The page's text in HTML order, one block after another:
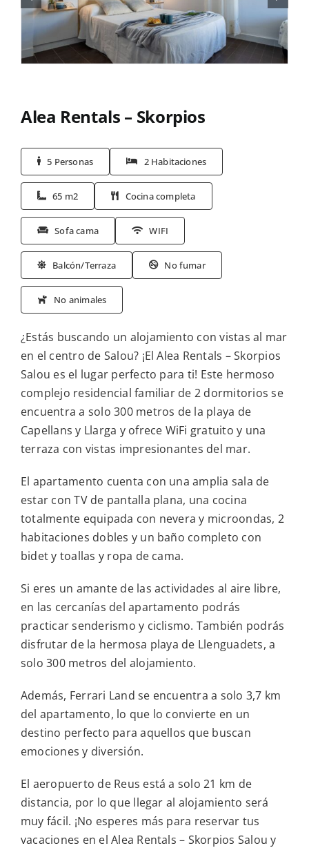
Alea Rentals – Skorpios
5 Personas 2 Habitaciones
65 m2 Cocina completa
Sofa cama WIFI
Balcón/Terraza No fumar
No animales
¿Estás buscando un alojamiento con vistas al mar
en el centro de Salou? ¡El Alea Rentals – Skorpios
Salou es el lugar perfecto para ti! Este hermoso
complejo residencial familiar de 2 dormitorios se
encuentra a solo 300 metros de la playa de
Capellans y Llarga y ofrece WiFi gratuito y una
terraza con vistas impresionantes del mar.
El apartamento cuenta con una amplia sala de
estar con TV de pantalla plana, una cocina
totalmente equipada con nevera y microondas, 2
habitaciones dobles y un baño completo con
bidet y toallas y ropa de cama.
Si eres un amante de las actividades al aire libre,
en las cercanías del apartamento podrás
practicar senderismo y ciclismo. También podrás
disfrutar de la hermosa playa de Llenguadets, a
solo 300 metros del alojamiento.
Además, Ferrari Land se encuentra a solo 3,7 km
del apartamento, lo que lo convierte en un
destino perfecto para aquellos que buscan
emociones y diversión.
El aeropuerto de Reus está a solo 21 km de
distancia, por lo que llegar al alojamiento será
muy fácil. ¡No esperes más para reservar tus
vacaciones en el Alea Rentals – Skorpios Salou y